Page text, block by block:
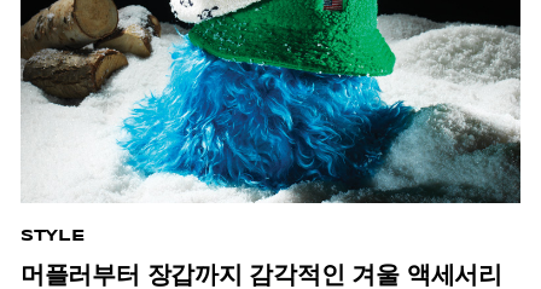
STYLE
머플러부터 장갑까지 감각적인 겨울 액세서리